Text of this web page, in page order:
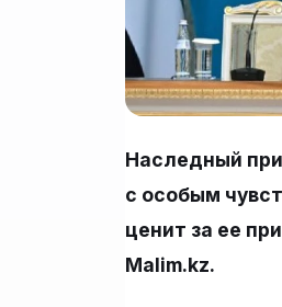
Наследный
с особым
ценит за ее
Malim.kz.